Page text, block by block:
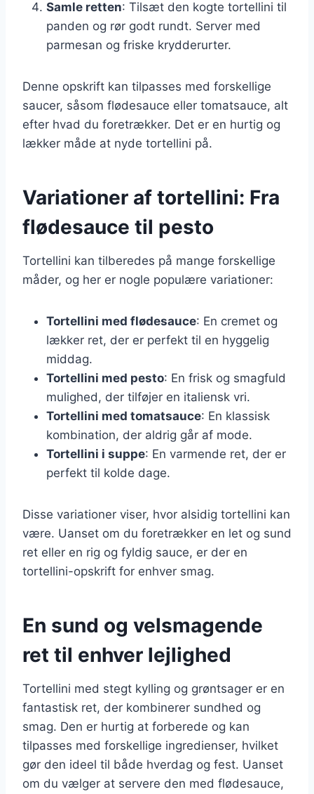
Samle retten: Tilsæt den kogte tortellini til
panden og rør godt rundt. Server med
parmesan og friske krydderurter.
Denne opskrift kan tilpasses med forskellige
saucer, såsom flødesauce eller tomatsauce, alt
efter hvad du foretrækker. Det er en hurtig og
lækker måde at nyde tortellini på.
Variationer af tortellini: Fra
flødesauce til pesto
Tortellini kan tilberedes på mange forskellige
måder, og her er nogle populære variationer:
Tortellini med flødesauce: En cremet og
lækker ret, der er perfekt til en hyggelig
middag.
Tortellini med pesto: En frisk og smagfuld
mulighed, der tilføjer en italiensk vri.
Tortellini med tomatsauce: En klassisk
kombination, der aldrig går af mode.
Tortellini i suppe: En varmende ret, der er
perfekt til kolde dage.
Disse variationer viser, hvor alsidig tortellini kan
være. Uanset om du foretrækker en let og sund
ret eller en rig og fyldig sauce, er der en
tortellini-opskrift for enhver smag.
En sund og velsmagende
ret til enhver lejlighed
Tortellini med stegt kylling og grøntsager er en
fantastisk ret, der kombinerer sundhed og
smag. Den er hurtig at forberede og kan
tilpasses med forskellige ingredienser, hvilket
gør den ideel til både hverdag og fest. Uanset
om du vælger at servere den med flødesauce,